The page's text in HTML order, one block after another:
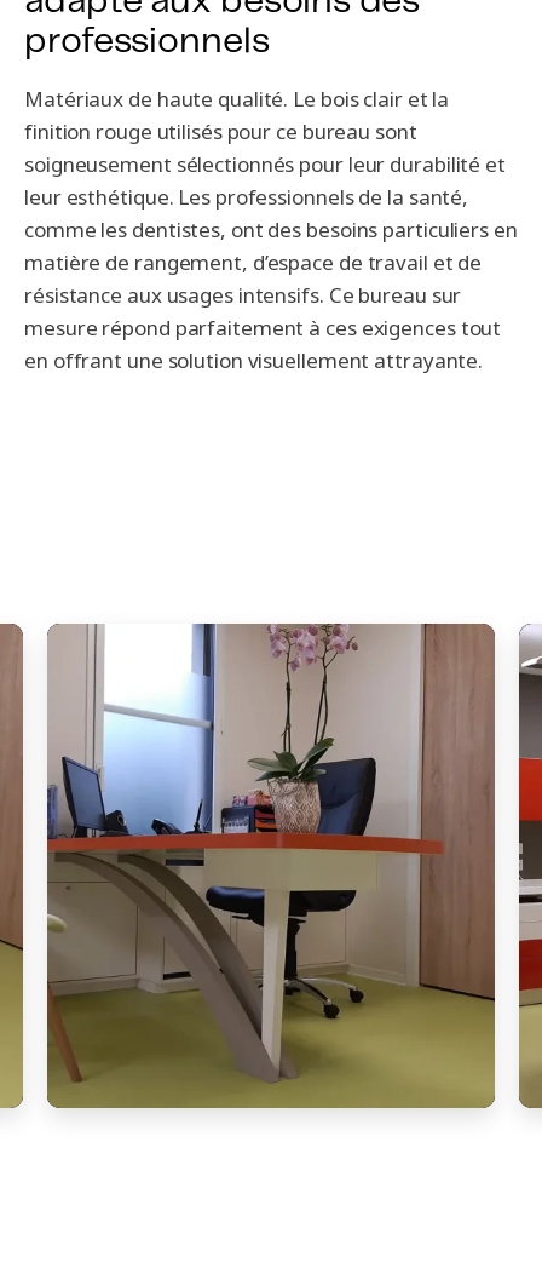
professionnels
Matériaux de haute qualité. Le bois clair et la
finition rouge utilisés pour ce bureau sont
soigneusement sélectionnés pour leur durabilité et
leur esthétique. Les professionnels de la santé,
comme les dentistes, ont des besoins particuliers en
matière de rangement, d’espace de travail et de
résistance aux usages intensifs. Ce bureau sur
mesure répond parfaitement à ces exigences tout
en offrant une solution visuellement attrayante.